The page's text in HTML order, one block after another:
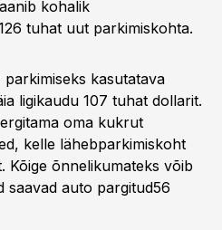
kohalik
tuhat uut parkimiskohta.
kasutatava
ligikaudu 107 tuhat dollarit.
oma kukrut
kelle lähebparkimiskoht
Kõige õnnelikumateks võib
saavad auto pargitud56